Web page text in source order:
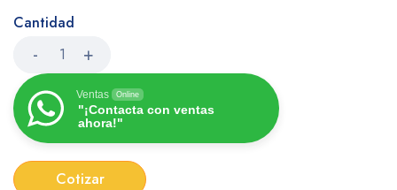
Cantidad
Ventas Online
"¡Contacta con ventas
ahora!"
Cotizar